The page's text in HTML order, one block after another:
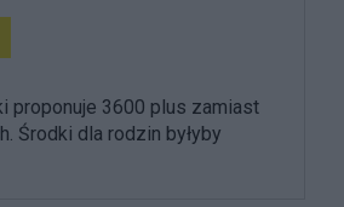
proponuje 3600 plus zamiast
Środki dla rodzin byłyby